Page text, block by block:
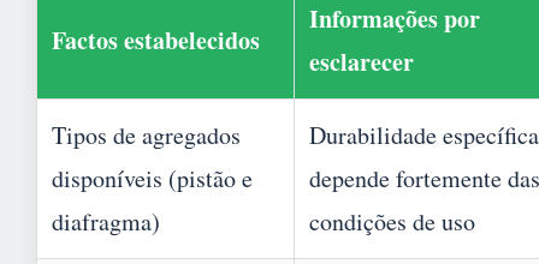
Factos estabelecidos
Informações por
esclarecer
Tipos de agregados
disponíveis (pistão e
diafragma)
Durabilidade específica
depende fortemente das
condições de uso